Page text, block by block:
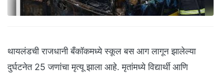
थायलंडची राजधानी बँकॉकमध्ये स्कूल बस आग लागून झालेल्या
दुर्घटनेत 25 जणांचा मृत्यू झाला आहे. मृतांमध्ये विद्यार्थी आणि